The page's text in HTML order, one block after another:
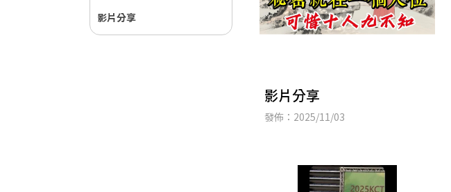
影片分享
影片分享
發佈：2025/11/03